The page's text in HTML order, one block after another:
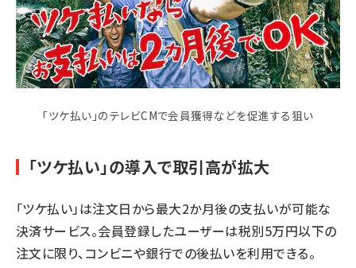
「ツケ払い」のテレビCMで会員獲得などを促進する狙い
「ツケ払い」の導入で取引高が拡大
「ツケ払い」は注文日から最大2か月後の支払いが可能な
決済サービス。会員登録したユーザーは税別5万円以下の
注文に限り、コンビニや銀行での後払いを利用できる。